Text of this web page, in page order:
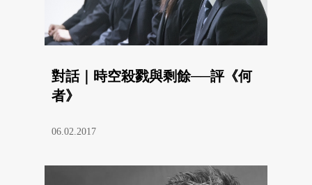
對話｜時空殺戮與剩餘──評《何
者》
06.02.2017